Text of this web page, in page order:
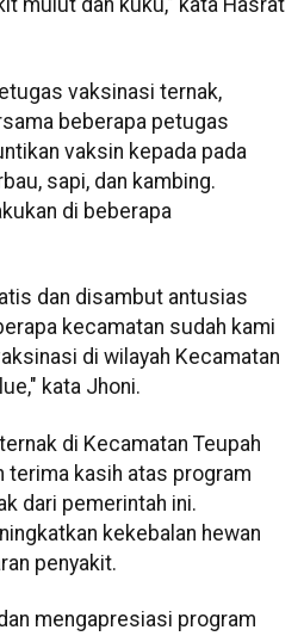
mulut dan kuku," kata Hasrat
vaksinasi ternak,
beberapa petugas
vaksin kepada pada
sapi, dan kambing.
di beberapa
dan disambut antusias
kecamatan sudah kami
di wilayah Kecamatan
kata Jhoni.
di Kecamatan Teupah
terima kasih atas program
dari pemerintah ini.
kekebalan hewan
penyakit.
mengapresiasi program